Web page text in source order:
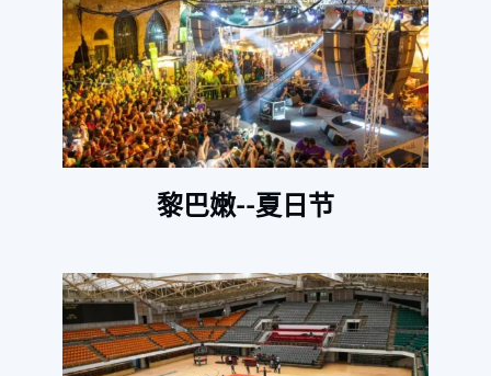
黎巴嫩--夏日节